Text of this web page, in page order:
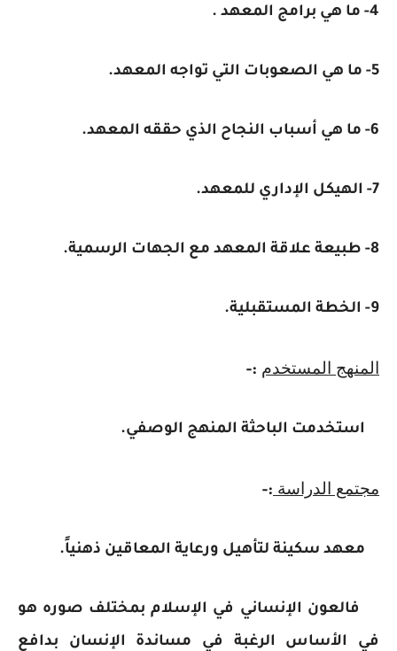
4- ما هي برامج المعهد .
5- ما هي الصعوبات التي تواجه المعهد.
6- ما هي أسباب النجاح الذي حققه المعهد.
7- الهيكل الإداري للمعهد.
8- طبيعة علاقة المعهد مع الجهات الرسمية.
9- الخطة المستقبلية.
المنهج المستخدم :-
استخدمت الباحثة المنهج الوصفي.
مجتمع الدراسة :-
معهد سكينة لتأهيل ورعاية المعاقين ذهنياً.
فالعون الإنساني في الإسلام بمختلف صوره هو
في الأساس الرغبة في مساندة الإنسان بدافع